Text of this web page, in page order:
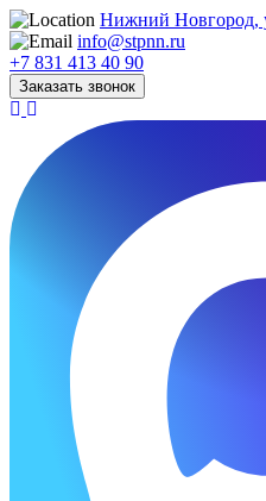
Нижний Новгород,
info@stpnn.ru
+7 831 413 40 90
Заказать звонок